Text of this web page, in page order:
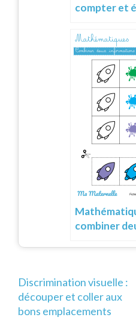
compter et
combiner
Navigation
de
l’article
Discrimination visuelle :
découper et coller aux
bons emplacements